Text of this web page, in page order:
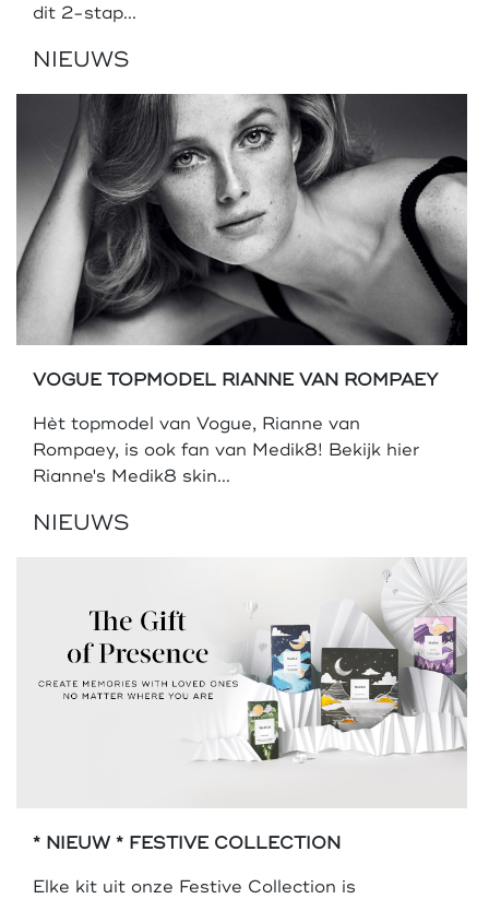
dit 2-stap...
NIEUWS
VOGUE TOPMODEL RIANNE VAN ROMPAEY
Hèt topmodel van Vogue, Rianne van
Rompaey, is ook fan van Medik8! Bekijk hier
Rianne's Medik8 skin...
NIEUWS
* NIEUW * FESTIVE COLLECTION
Elke kit uit onze Festive Collection is